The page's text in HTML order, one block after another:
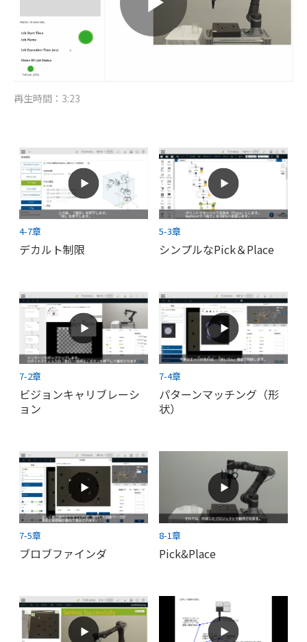
再生時間：3:23
4-7章
デカルト制限
5-3章
シンプルなPick＆Place
7-2章
ビジョンキャリブレーシ
ョン
7-4章
パターンマッチング（形
状）
7-5章
ブロブファインダ
8-1章
Pick&Place